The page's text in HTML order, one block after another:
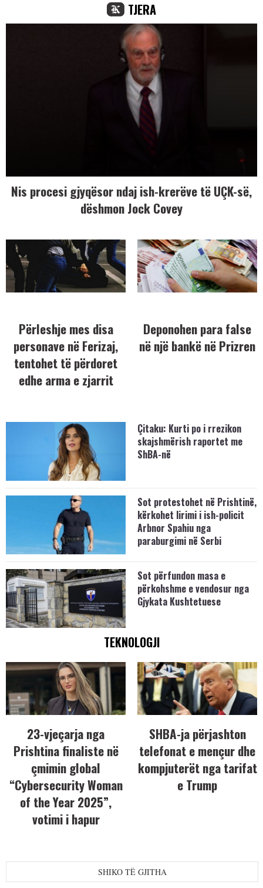
TJERA
Nis procesi gjyqësor ndaj ish-krerëve të UÇK-së,
dëshmon Jock Covey
Përleshje mes disa
personave në Ferizaj,
tentohet të përdoret
edhe arma e zjarrit
Deponohen para false
në një bankë në Prizren
Çitaku: Kurti po i rrezikon
skajshmërish raportet me
ShBA-në
Sot protestohet në Prishtinë,
kërkohet lirimi i ish-policit
Arbnor Spahiu nga
paraburgimi në Serbi
Sot përfundon masa e
përkohshme e vendosur nga
Gjykata Kushtetuese
TEKNOLOGJI
23-vjeçarja nga
Prishtina finaliste në
çmimin global
“Cybersecurity Woman
of the Year 2025”,
votimi i hapur
SHBA-ja përjashton
telefonat e mençur dhe
kompjuterët nga tarifat
e Trump
SHIKO TË GJITHA